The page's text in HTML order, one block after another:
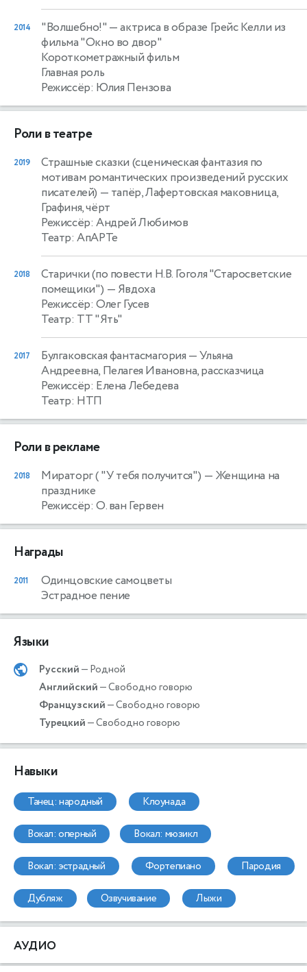
2014 "Волшебно!" — актриса в образе Грейс Келли из
фильма "Окно во двор"
Короткометражный фильм
Главная роль
Режиссёр: Юлия Пензова
Роли в театре
2019
Страшные сказки (сценическая фантазия по
мотивам романтических произведений русских
писателей) — тапёр, Лафертовская маковница,
Графиня, чёрт
Режиссёр: Андрей Любимов
Театр: АпАРТе
2018
Старички (по повести Н.В. Гоголя "Старосветские
помещики") — Явдоха
Режиссёр: Олег Гусев
Театр: ТТ "Ять"
2017 Булгаковская фантасмагория — Ульяна
Андреевна, Пелагея Ивановна, рассказчица
Режиссёр: Елена Лебедева
Театр: НТП
Роли в рекламе
2018 Мираторг ( "У тебя получится") — Женщина на
празднике
Режиссёр: О. ван Гервен
Награды
2011
Одинцовские самоцветы
Эстрадное пение
Языки
Русский— Родной
Английский— Свободно говорю
Французский— Свободно говорю
Турецкий— Свободно говорю
Навыки
танец: народный клоунада
вокал: оперный вокал: мюзикл
вокал: эстрадный фортепиано пародия
дубляж озвучивание лыжи
АУДИО